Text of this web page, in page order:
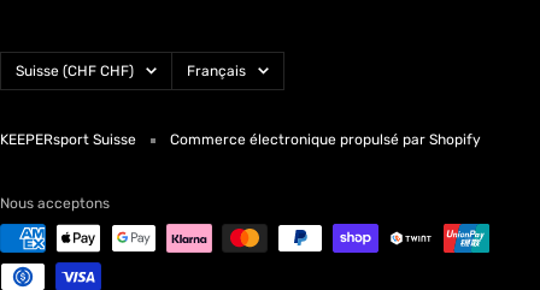
Pays/région
Suisse (CHF CHF) Langue
Français
KEEPERsport Suisse Commerce électronique propulsé par Shopify
Nous acceptons